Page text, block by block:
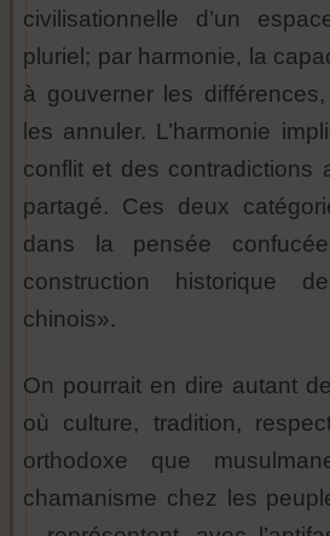
civilisationnelle d’un
pluriel; par harmonie, la
à gouverner les
les annuler. L’harmonie
conflit et des contradictions
partagé. Ces deux
dans la pensée
construction historique de
chinois».
On pourrait en dire autant
où culture, tradition,
orthodoxe que
chamanisme chez les